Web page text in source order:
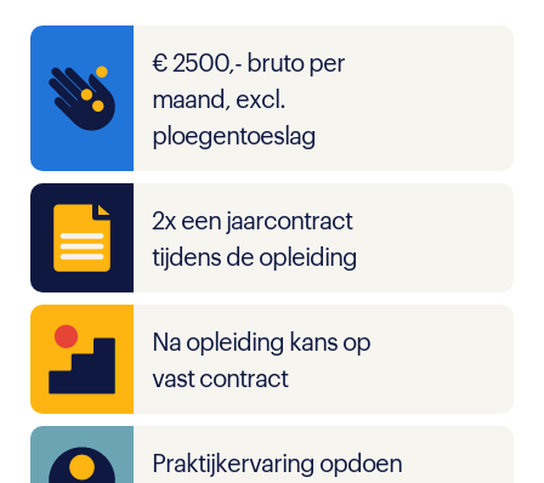
€ 2500,- bruto per
maand, excl.
ploegentoeslag
2x een jaarcontract
tijdens de opleiding
Na opleiding kans op
vast contract
Praktijkervaring opdoen